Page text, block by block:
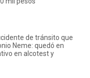
de tránsito que
Neme: quedó en
en alcotest y